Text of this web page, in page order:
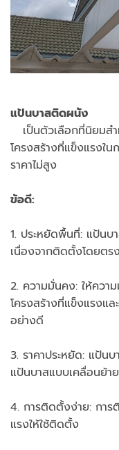
แป้นบาสติดผนัง
เป็นตัวเลือกที่นิยมส
โครงสร้างที่แข็งแรงใ
ราคาไม่สูง
ข้อดี:
1. ประหยัดพื้นที่: แป้น
เนื่องจากติดตั้งโดยต
2. ความมั่นคง: ให้ควา
โครงสร้างที่แข็งแรงแ
อย่างดี
3. ราคาประหยัด: แป้น
แป้นบาสแบบเคลื่อนย้
4. การติดตั้งง่าย: กา
แรงให้ใช้ติดตั้ง